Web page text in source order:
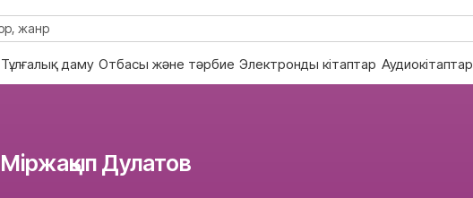
Тұлғалық даму Отбасы және тәрбие Электронды кітаптар Аудиокітаптар
Міржақып Дулатов